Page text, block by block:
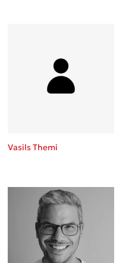
Vasils Themi